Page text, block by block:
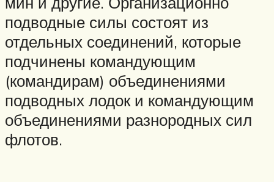
подводные силы состоят из
отдельных соединений, которые
подчинены командующим
(командирам) объединениями
подводных лодок и командующим
объединениями разнородных сил
флотов.